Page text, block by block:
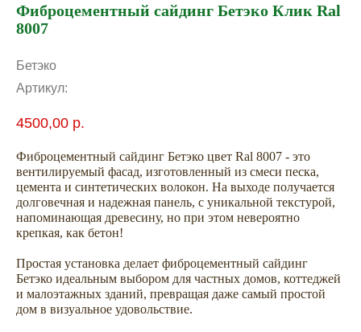
Фиброцементный сайдинг Бетэко Клик Ral
8007
Бетэко
Артикул:
4500,00 р.
Фиброцементный сайдинг Бетэко цвет Ral 8007 - это
вентилируемый фасад, изготовленный из смеси песка,
цемента и синтетических волокон. На выходе получается
долговечная и надежная панель, с уникальной текстурой,
напоминающая древесину, но при этом невероятно
крепкая, как бетон!
Простая установка делает фиброцементный сайдинг
Бетэко идеальным выбором для частных домов, коттеджей
и малоэтажных зданий, превращая даже самый простой
дом в визуальное удовольствие.